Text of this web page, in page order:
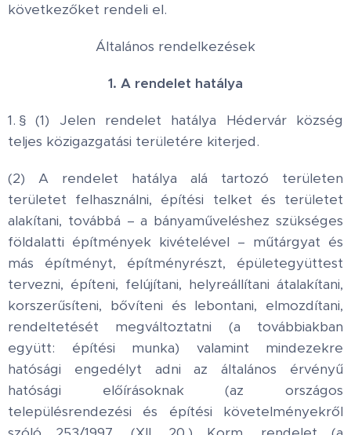
következőket rendeli el.
Általános rendelkezések
1. A rendelet hatálya
1. § (1) Jelen rendelet hatálya Hédervár község
teljes közigazgatási területére kiterjed.
(2) A rendelet hatálya alá tartozó területen
területet felhasználni, építési telket és területet
alakítani, továbbá – a bányaműveléshez szükséges
földalatti építmények kivételével – műtárgyat és
más építményt, építményrészt, épületegyüttest
tervezni, építeni, felújítani, helyreállítani átalakítani,
korszerűsíteni, bővíteni és lebontani, elmozdítani,
rendeltetését megváltoztatni (a továbbiakban
együtt: építési munka) valamint mindezekre
hatósági engedélyt adni az általános érvényű
hatósági előírásoknak (az országos
településrendezési és építési követelményekről